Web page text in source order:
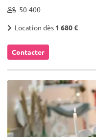
50-400
Location dès 1 680 €
Contacter